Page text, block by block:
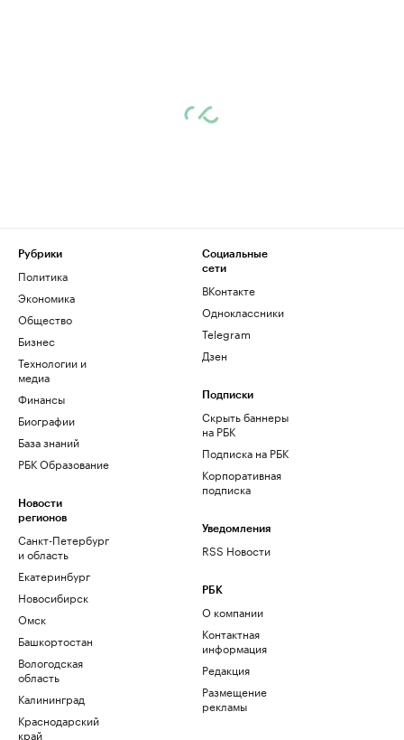
Рубрики
Политика
Экономика
Общество
Бизнес
Технологии и
медиа
Финансы
Биографии
База знаний
РБК Образование
Новости
регионов
Санкт-Петербург
и область
Екатеринбург
Новосибирск
Омск
Башкортостан
Вологодская
область
Калининград
Краснодарский
край
Социальные
сети
ВКонтакте
Одноклассники
Telegram
Дзен
Подписки
Скрыть баннеры
на РБК
Подписка на РБК
Корпоративная
подписка
Уведомления
RSS Новости
РБК
О компании
Контактная
информация
Редакция
Размещение
рекламы